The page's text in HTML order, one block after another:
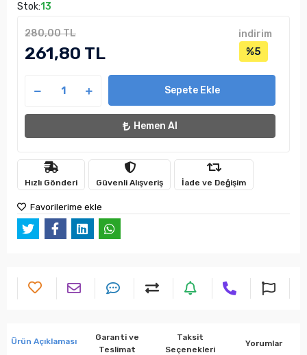
Stok:13
280,00 TL
261,80 TL
indirim
%5
Sepete Ekle
Hemen Al
Hızlı Gönderi Güvenli Alışveriş İade ve Değişim
Favorilerime ekle
Ürün Açıklaması
Garanti ve
Teslimat
Taksit
Seçenekleri
Yorumlar